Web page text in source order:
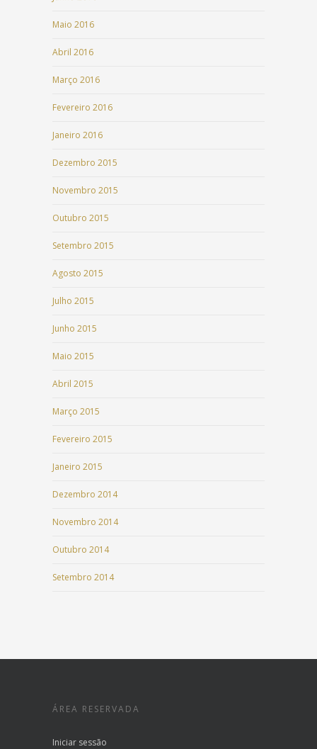
Maio 2016
Abril 2016
Março 2016
Fevereiro 2016
Janeiro 2016
Dezembro 2015
Novembro 2015
Outubro 2015
Setembro 2015
Agosto 2015
Julho 2015
Junho 2015
Maio 2015
Abril 2015
Março 2015
Fevereiro 2015
Janeiro 2015
Dezembro 2014
Novembro 2014
Outubro 2014
Setembro 2014
ÁREA RESERVADA
Iniciar sessão